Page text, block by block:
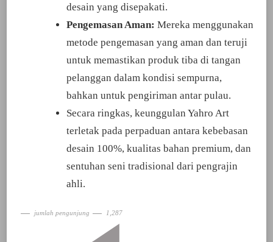
desain yang disepakati.
Pengemasan Aman: Mereka menggunakan
metode pengemasan yang aman dan teruji
untuk memastikan produk tiba di tangan
pelanggan dalam kondisi sempurna,
bahkan untuk pengiriman antar pulau.
Secara ringkas, keunggulan Yahro Art
terletak pada perpaduan antara kebebasan
desain 100%, kualitas bahan premium, dan
sentuhan seni tradisional dari pengrajin
ahli.
jumlah pengunjung 1,287